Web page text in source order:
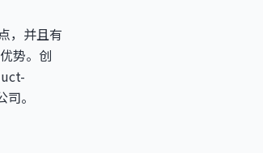
，并且有
势。创
。